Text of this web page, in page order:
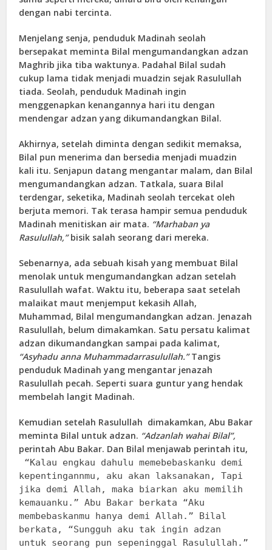
dengan nabi tercinta.
Menjelang senja, penduduk Madinah seolah
bersepakat meminta Bilal mengumandangkan adzan
Maghrib jika tiba waktunya. Padahal Bilal sudah
cukup lama tidak menjadi muadzin sejak Rasulullah
tiada. Seolah, penduduk Madinah ingin
menggenapkan kenangannya hari itu dengan
mendengar adzan yang dikumandangkan Bilal.
Akhirnya, setelah diminta dengan sedikit memaksa,
Bilal pun menerima dan bersedia menjadi muadzin
kali itu. Senjapun datang mengantar malam, dan Bilal
mengumandangkan adzan. Tatkala, suara Bilal
terdengar, seketika, Madinah seolah tercekat oleh
berjuta memori. Tak terasa hampir semua penduduk
Madinah menitiskan air mata. “Marhaban ya
Rasulullah,”bisik salah seorang dari mereka.
Sebenarnya, ada sebuah kisah yang membuat Bilal
menolak untuk mengumandangkan adzan setelah
Rasulullah wafat. Waktu itu, beberapa saat setelah
malaikat maut menjemput kekasih Allah,
Muhammad, Bilal mengumandangkan adzan. Jenazah
Rasulullah, belum dimakamkan. Satu persatu kalimat
adzan dikumandangkan sampai pada kalimat,
“Asyhadu anna Muhammadarrasulullah.”Tangis
penduduk Madinah yang mengantar jenazah
Rasulullah pecah. Seperti suara guntur yang hendak
membelah langit Madinah.
Kemudian setelah Rasulullah dimakamkan, Abu Bakar
meminta Bilal untuk adzan. “Adzanlah wahai Bilal”,
perintah Abu Bakar. Dan Bilal menjawab perintah itu,
“Kalau engkau dahulu memebebaskanku demi
kepentingannmu, aku akan laksanakan, Tapi
jika demi Allah, maka biarkan aku memilih
kemauanku.” Abu Bakar berkata “Aku
membebaskanmu hanya demi Allah.” Bilal
berkata, “Sungguh aku tak ingin adzan
untuk seorang pun sepeninggal Rasulullah.”